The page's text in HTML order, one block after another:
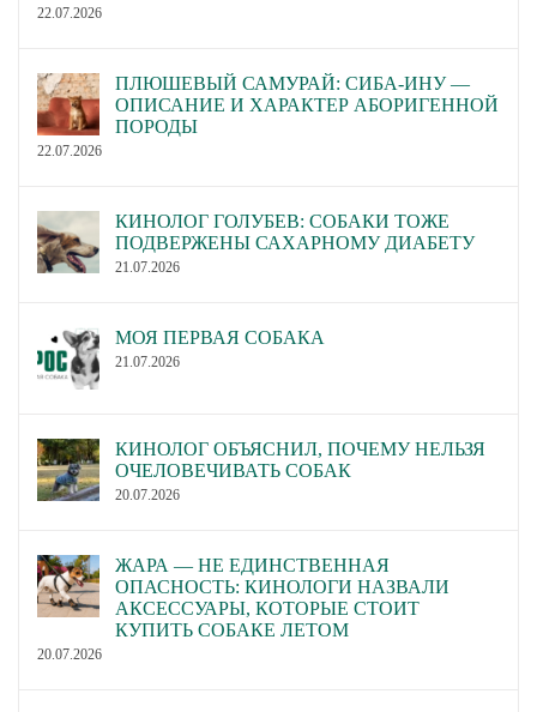
22.07.2026
ПЛЮШЕВЫЙ САМУРАЙ: СИБА-ИНУ —
ОПИСАНИЕ И ХАРАКТЕР АБОРИГЕННОЙ
ПОРОДЫ
22.07.2026
КИНОЛОГ ГОЛУБЕВ: СОБАКИ ТОЖЕ
ПОДВЕРЖЕНЫ САХАРНОМУ ДИАБЕТУ
21.07.2026
МОЯ ПЕРВАЯ СОБАКА
21.07.2026
КИНОЛОГ ОБЪЯСНИЛ, ПОЧЕМУ НЕЛЬЗЯ
ОЧЕЛОВЕЧИВАТЬ СОБАК
20.07.2026
ЖАРА — НЕ ЕДИНСТВЕННАЯ
ОПАСНОСТЬ: КИНОЛОГИ НАЗВАЛИ
АКСЕССУАРЫ, КОТОРЫЕ СТОИТ
КУПИТЬ СОБАКЕ ЛЕТОМ
20.07.2026